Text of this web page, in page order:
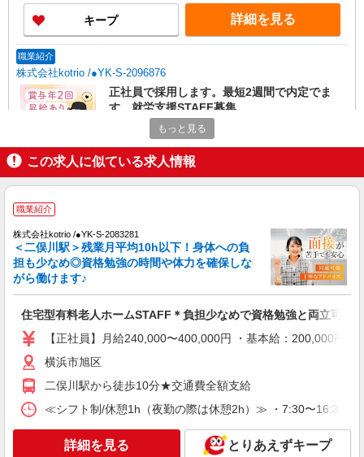
により変動） ・固定残業手当：20,000円（10時
間） ※固定残業時間を超過する場合には超過勤務
手当として別途支給 ・夜勤手当：10,000円/1回
歓迎 ・認知症介護基礎研修 ・初任者研修 ・実務
者研修 ・介護福祉士 など
キープ 詳細を見る
職業紹介
株式会社kotrio /●YK-S-2096876
正社員で採用します。最短2週間で内定でま
す。就労支援STAFF募集
【正社員】月給240,000〜400,000円 ・基本
給：200,000円〜220,000円 ・資格手当：10,000〜
30,000円 ・役職手当：10,000〜70,000円 ・処遇改
善手当：20,000〜60,000円（勤続年数、保有資格
により変動） ・固定残業手当：20,000円（10時
（上記給与とは別に支給） 下記資格をお持ちの方
歓迎 ・認知症介護基礎研修 ・初任者研修 ・実務
者研修 ・介護福祉士 など
神奈川県横浜市旭区
派遣社員
株式会社トラストグロース 新宿本社 第2営業部
特別養護老人ホームでの介護士
キープ
株式会社ブレイブ（マイナビグループ）/MD14
介護スタッフ ◆デイサービス、サービス付き
高齢者向け住宅、グループホームなど様々な勤
もっと見る
この求人に似ている求人情報
職業紹介
株式会社kotrio /●YK-S-2083281
＜二俣川駅＞残業月平均10h以下！身体への負
担も少なめ◎資格勉強の時間や体力を確保しな
がら働けます♪
住宅型有料老人ホームSTAFF＊負担少なめで資格勉強と両立可♪
【正社員】月給240,000〜400,000円 ・基本給：200,000円
横浜市旭区
二俣川駅から徒歩10分★交通費全額支給
≪シフト制/休憩1h（夜勤の際は休憩2h）≫ ・7:30〜16:30
詳細を見る とりあえずキープ